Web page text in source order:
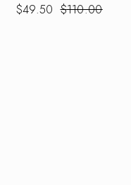
$110.00
$49.50